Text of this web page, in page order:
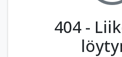
404 -